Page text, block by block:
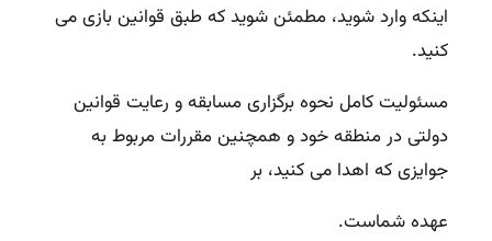
اینکه وارد شوید، مطمئن شوید که طبق قوانین بازی می
کنید.
مسئولیت کامل نحوه برگزاری مسابقه و رعایت قوانین
دولتی در منطقه خود و همچنین مقررات مربوط به
جوایزی که اهدا می کنید، بر
عهده شماست.